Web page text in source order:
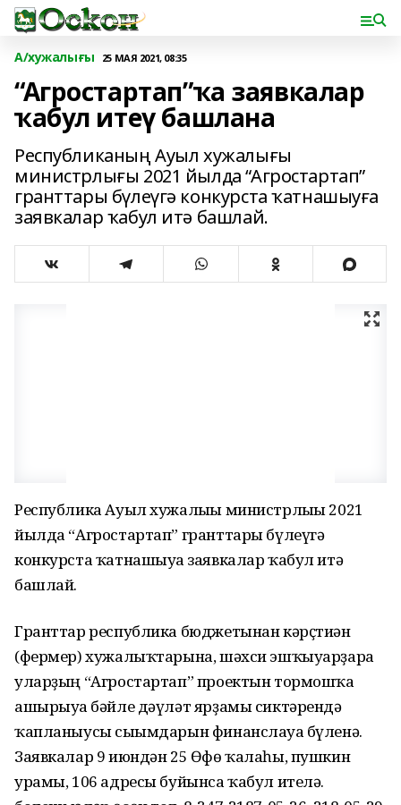
А/хужалығы 25 МАЯ 2021, 08:35
“Агростартап”ҡа заявкалар
ҡабул итеү башлана
Республиканың Ауыл хужалығы
министрлығы 2021 йылда “Агростартап”
гранттары бүлеүгә конкурста ҡатнашыуға
заявкалар ҡабул итә башлай.
Республика Ауыл хужалығы министрлығы 2021
йылда “Агростартап” гранттары бүлеүгә
конкурста ҡатнашыуға заявкалар ҡабул итә
башлай.
Гранттар республика бюджетынан кәрҫтиән
(фермер) хужалыҡтарына, шәхси эшҡыуарҙарға
уларҙың “Агростартап” проектын тормошҡа
ашырыуға бәйле дәүләт ярҙамы сиктәрендә
ҡапланыусы сығымдарын финанслауға бүленә.
Заявкалар 9 июндән 25 Өфө ҡалаһы, пушкин
урамы, 106 адресы буйынса ҡабул ителә.